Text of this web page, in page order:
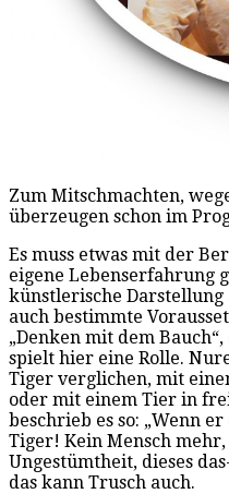
Zum Mitschmachten,
überzeugen schon im
Es muss etwas mit der
eigene Lebenserfahrung
künstlerische Darstellung
auch bestimmte
„Denken mit dem
spielt hier eine Rolle.
Tiger verglichen, mit
oder mit einem Tier in
beschrieb es so: „Wenn
Tiger! Kein Mensch
Ungestümtheit, dieses
das kann Trusch auch.